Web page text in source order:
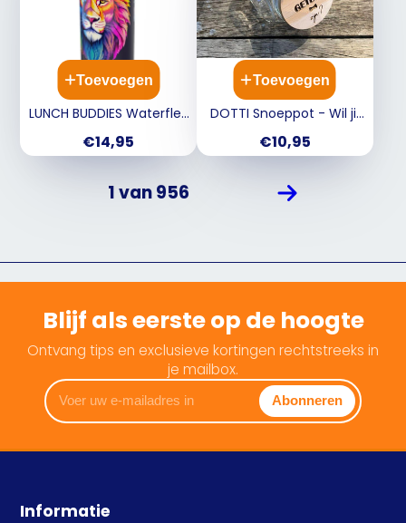
Toevoegen
LUNCH BUDDIES Waterfles
Prijs
€14,95
Toevoegen
DOTTI Snoeppot - Wil jij
Prijs
€10,95
1 van 956
Blijf als eerste op de hoogte
Ontvang tips en exclusieve kortingen rechtstreeks in
je mailbox.
Voer
uw
e-
in
Abonneren
Informatie